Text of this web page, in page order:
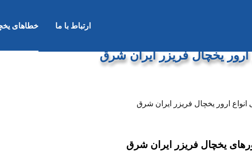
ارتباط با ما خطاهای
یخچال فریزر ایران شرق
یخچال فریزر ایران شرق